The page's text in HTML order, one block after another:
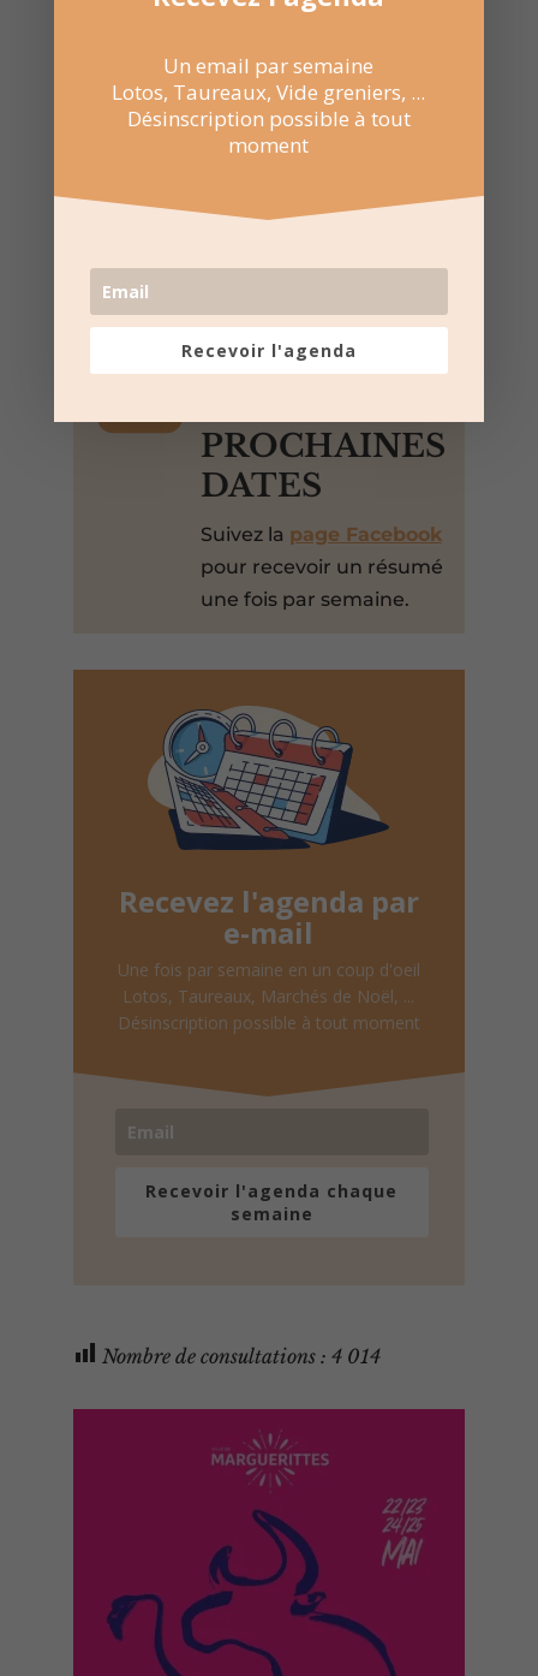
Partager sur Facebook
 NE RATEZ
PROCHAINES
DATES
Suivez la page Facebook
pour recevoir un résumé
une fois par semaine.
Recevez l'agenda par
e-mail
Une fois par semaine en un coup d'oeil
Lotos, Taureaux, Marchés de Noël, ...
Désinscription possible à tout moment
Recevoir l'agenda chaque
semaine
Nombre de consultations : 4 014
Un email par semaine
Lotos, Taureaux, Vide greniers, ...
Désinscription possible à tout
moment
Recevoir l'agenda